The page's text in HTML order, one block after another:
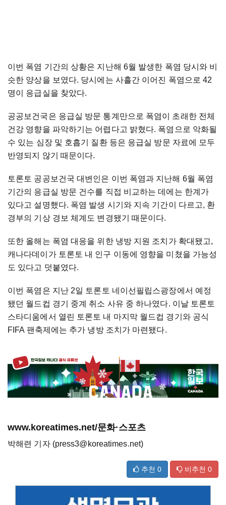
이번 폭염 기간의 상황은 지난해 6월 발생한 폭염 당시와 비
슷한 양상을 보였다. 당시에는 사흘간 이어진 폭염으로 42
명이 응급실을 찾았다.
공공보건국은 응급실 방문 통계만으로 폭염이 초래한 전체
건강 영향을 파악하기는 어렵다고 밝혔다. 폭염으로 악화될
수 있는 심장 및 호흡기 질환 등은 응급실 방문 자료에 모두
반영되지 않기 때문이다.
토론토 공공보건국 대변인은 이번 폭염과 지난해 6월 폭염
기간의 응급실 방문 건수를 직접 비교하는 데에는 한계가
있다고 설명했다. 폭염 발생 시기와 지속 기간이 다르고, 환
경부의 기상 경보 체계도 변경됐기 때문이다.
또한 올해는 폭염 대응을 위한 냉방 지원 조치가 확대됐고,
캐나다데이가 토론토 내 인구 이동에 영향을 미쳤을 가능성
도 있다고 덧붙였다.
이번 폭염은 지난 2일 토론토 네이선필립스광장에서 예정
됐던 월드컵 경기 중계 취소 사유 중 하나였다. 이날 토론토
스타디움에서 열린 토론토 내 마지막 월드컵 경기와 공식
FIFA 팬축제에는 추가 냉방 조치가 마련됐다.
www.koreatimes.net/문화·스포츠
박해련 기자 (press3@koreatimes.net)
추천 0 비추천 0